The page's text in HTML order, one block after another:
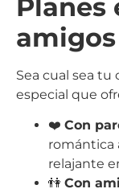
Planes
Sea cual sea
especial que
❤️ Con
romántica
relajante
👫 Con